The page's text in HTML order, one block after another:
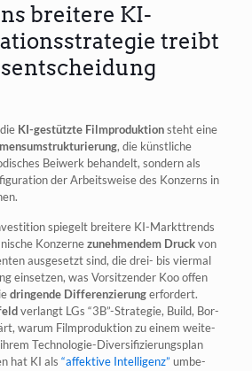
breitere KI-
treibt
KI-gestütz­te Film­pro­duk­ti­onsteht eine
, die künst­li­che
Bei­werk behan­delt, son­dern als
der Arbeits­wei­se des Kon­zerns in
spie­gelt brei­te­re KI-Markt­trends
Kon­zer­nezuneh­men­dem Druckvon
aus­ge­setzt sind, die drei- bis vier­mal
ein­set­zen, was Vor­sit­zen­der Koo offen
drin­gen­de Dif­fe­ren­zie­rungerfor­dert.
ver­langt LGs “3B”-Strategie, Build, Bor­
war­um Film­pro­duk­ti­on zu einem wei­te­
Tech­no­lo­gie-Diver­si­fi­zie­rungs­plan
hat KI als “affek­ti­ve Intel­li­genz” umbe­